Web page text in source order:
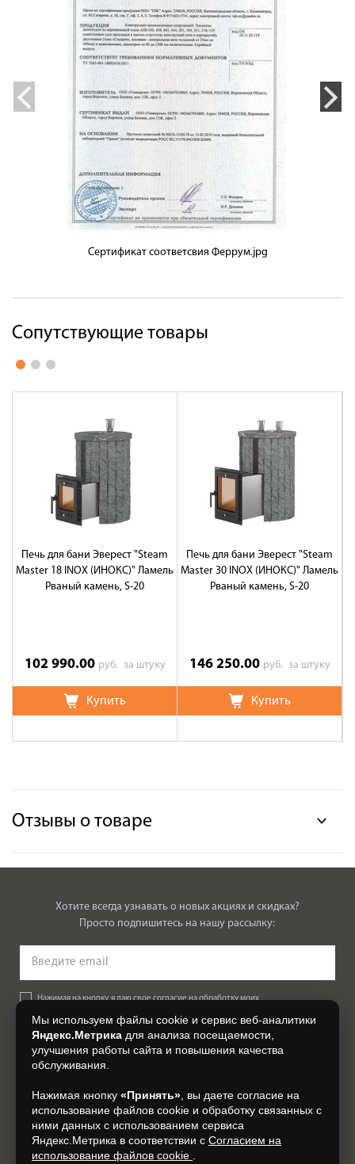
Сертификат соответсвия Феррум.jpg
Сопутствующие товары
Печь для бани Эверест "Steam
Master 18 INOX (ИНОКС)" Ламель
Рваный камень, S-20
102 990.00 руб. за штуку
Купить
Печь для бани Эверест "Steam
Master 30 INOX (ИНОКС)" Ламель
Рваный камень, S-20
146 250.00 руб. за штуку
Купить
Отзывы о товаре
Хотите всегда узнавать о новых акциях и скидках?
Просто подпишитесь на нашу рассылку:
Нажимая на кнопку, я даю свое согласие на обработку моих
Согласии на обработку персональных данных.
+7 (4812) 548-777
Мы используем файлы cookie и сервис веб-аналитики
Яндекс.Метрика для анализа посещаемости,
улучшения работы сайта и повышения качества
обслуживания.
Нажимая кнопку «Принять» , вы даете согласие на
использование файлов cookie и обработку связанных с
ними данных с использованием сервиса
Яндекс.Метрика в соответствии с Согласием на
использование файлов cookie